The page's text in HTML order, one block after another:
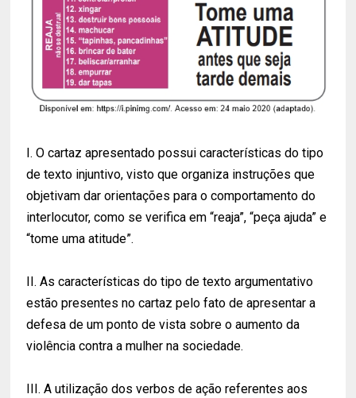
I. O cartaz apresentado possui características do tipo
de texto injuntivo, visto que organiza instruções que
objetivam dar orientações para o comportamento do
interlocutor, como se verifica em “reaja”, “peça ajuda” e
“tome uma atitude”.
II. As características do tipo de texto argumentativo
estão presentes no cartaz pelo fato de apresentar a
defesa de um ponto de vista sobre o aumento da
violência contra a mulher na sociedade.
III. A utilização dos verbos de ação referentes aos